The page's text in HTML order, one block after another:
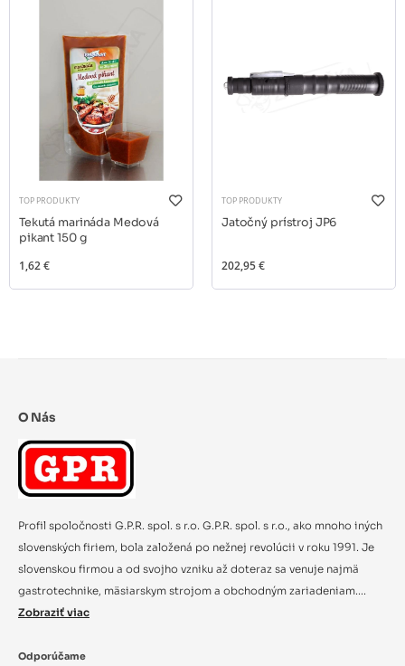
TOP PRODUKTY
Tekutá marináda Medová
pikant 150 g
1,62 €
TOP PRODUKTY
Jatočný prístroj JP6
202,95 €
O Nás
Profil spoločnosti G.P.R. spol. s r.o. G.P.R. spol. s r.o., ako mnoho iných
slovenských firiem, bola založená po nežnej revolúcii v roku 1991. Je
slovenskou firmou a od svojho vzniku až doteraz sa venuje najmä
gastrotechnike, mäsiarskym strojom a obchodným zariadeniam....
Zobraziť viac
Odporúčame